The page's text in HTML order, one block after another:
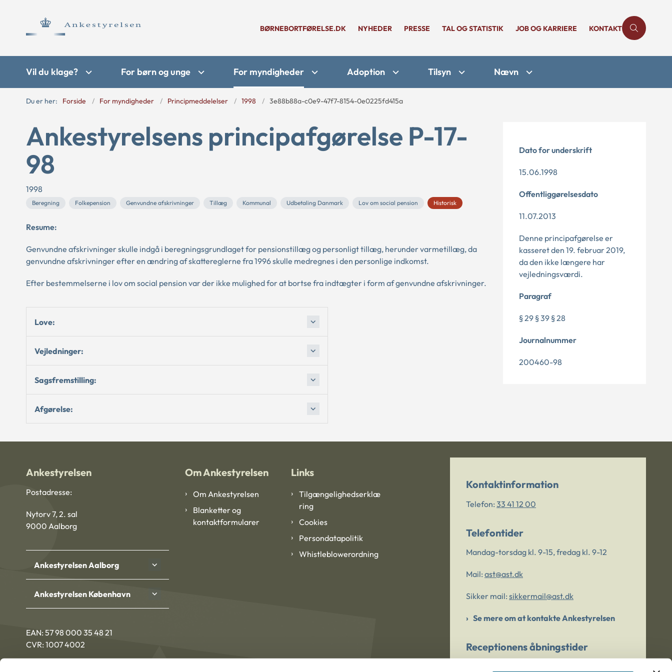
BØRNEBORTFØRELSE.DK NYHEDER PRESSE TAL OG STATISTIK JOB OG KARRIERE KONTAKT
Vil du klage? For børn og unge For myndigheder Adoption Tilsyn Nævn
Du er her: Forside For myndigheder Principmeddelelser 1998 3e88b88a-c0e9-47f7-8154-0e0225fd415a
Ankestyrelsens principafgørelse P-17-
98
1998
Beregning Folkepension Genvundne afskrivninger Tillæg Kommunal Udbetaling Danmark Lov om social pension Historisk
Resume:
Genvundne afskrivninger skulle indgå i beregningsgrundlaget for pensionstillæg og personligt tillæg, herunder varmetillæg, da
genvundne afskrivninger efter en ændring af skattereglerne fra 1996 skulle medregnes i den personlige indkomst.
Efter bestemmelserne i lov om social pension var der ikke mulighed for at bortse fra indtægter i form af genvundne afskrivninger.
Love:
Vejledninger:
Sagsfremstilling:
Afgørelse:
Dato for underskrift
15.06.1998
Offentliggørelsesdato
11.07.2013
Denne principafgørelse er
kasseret den 19. februar 2019,
da den ikke længere har
vejledningsværdi.
Paragraf
§ 29 § 39 § 28
Journalnummer
200460-98
Ankestyrelsen
Postadresse:
Nytorv 7, 2. sal
9000 Aalborg
Ankestyrelsen Aalborg
Ankestyrelsen København
EAN: 57 98 000 35 48 21
CVR: 1007 4002
Om Ankestyrelsen
Om Ankestyrelsen
Blanketter og
kontaktformularer
Links
Tilgængelighedserklæ
ring
Cookies
Persondatapolitik
Whistleblowerordning
Kontaktinformation
Telefon: 33 41 12 00
Telefontider
Mandag-torsdag kl. 9-15, fredag kl. 9-12
Mail: ast@ast.dk
Sikker mail: sikkermail@ast.dk
Se mere om at kontakte Ankestyrelsen
Receptionens åbningstider